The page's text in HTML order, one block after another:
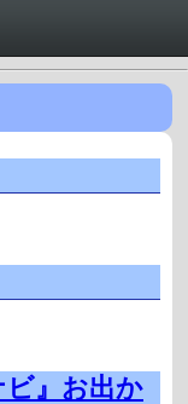
ビ』お出か